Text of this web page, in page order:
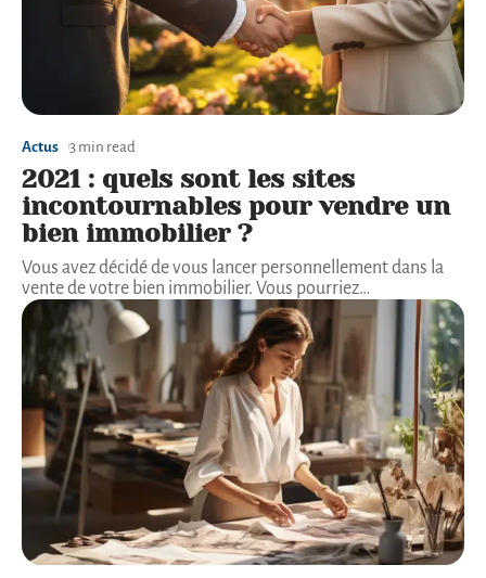
Actus 3 min read
2021 : quels sont les sites
incontournables pour vendre un
bien immobilier ?
Vous avez décidé de vous lancer personnellement dans la
vente de votre bien immobilier. Vous pourriez…